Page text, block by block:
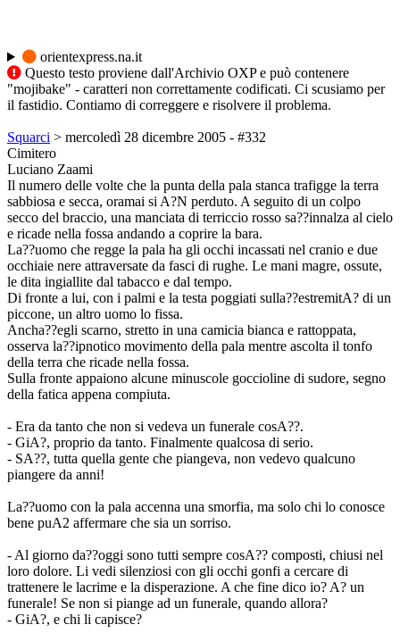
orientexpress.na.it
Questo testo proviene dall'Archivio OXP e può contenere
"mojibake" - caratteri non correttamente codificati. Ci scusiamo per
il fastidio. Contiamo di correggere e risolvere il problema.
Squarci > mercoledì 28 dicembre 2005 - #332
Cimitero
Luciano Zaami
Il numero delle volte che la punta della pala stanca trafigge la terra
sabbiosa e secca, oramai si A?N perduto. A seguito di un colpo
secco del braccio, una manciata di terriccio rosso sa??innalza al cielo
e ricade nella fossa andando a coprire la bara.
La??uomo che regge la pala ha gli occhi incassati nel cranio e due
occhiaie nere attraversate da fasci di rughe. Le mani magre, ossute,
le dita ingiallite dal tabacco e dal tempo.
Di fronte a lui, con i palmi e la testa poggiati sulla??estremitA? di un
piccone, un altro uomo lo fissa.
Ancha??egli scarno, stretto in una camicia bianca e rattoppata,
osserva la??ipnotico movimento della pala mentre ascolta il tonfo
della terra che ricade nella fossa.
Sulla fronte appaiono alcune minuscole goccioline di sudore, segno
della fatica appena compiuta.
- Era da tanto che non si vedeva un funerale cosA??.
- GiA?, proprio da tanto. Finalmente qualcosa di serio.
- SA??, tutta quella gente che piangeva, non vedevo qualcuno
piangere da anni!
La??uomo con la pala accenna una smorfia, ma solo chi lo conosce
bene puA2 affermare che sia un sorriso.
- Al giorno da??oggi sono tutti sempre cosA?? composti, chiusi nel
loro dolore. Li vedi silenziosi con gli occhi gonfi a cercare di
trattenere le lacrime e la disperazione. A che fine dico io? A? un
funerale! Se non si piange ad un funerale, quando allora?
- GiA?, e chi li capisce?